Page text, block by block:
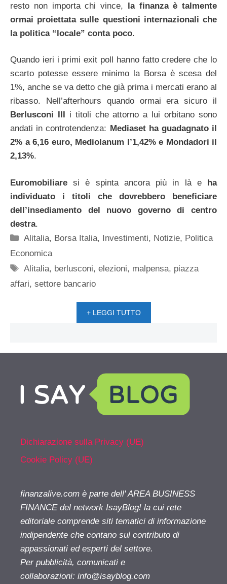
resto non importa chi vince, la finanza è talmente
ormai proiettata sulle questioni internazionali che
la politica “locale” conta poco.
Quando ieri i primi exit poll hanno fatto credere che lo
scarto potesse essere minimo la Borsa è scesa del
1%, anche se va detto che già prima i mercati erano al
ribasso. Nell’afterhours quando ormai era sicuro il
Berlusconi III
i titoli che attorno a lui orbitano sono
andati in controtendenza: Mediaset ha guadagnato il
2% a 6,16 euro, Mediolanum l’1,42% e Mondadori il
2,13%.
Euromobiliare si è spinta ancora più in là e ha
individuato i titoli che dovrebbero beneficiare
dell’insediamento del nuovo governo di centro
destra.
Categorie
Alitalia, Borsa Italia, Investimenti, Notizie, Politica
Economica
Tag
Alitalia, berlusconi,elezioni, malpensa, piazza
affari, settore bancario
+ LEGGI TUTTO
Dichiarazione sulla Privacy (UE)
Cookie Policy (UE)
finanzalive.com è parte dell' AREA BUSINESS
FINANCE del network IsayBlog! la cui rete
editoriale comprende siti tematici di informazione
indipendente che contano sul contributo di
appassionati ed esperti del settore.
Per pubblicità, comunicati e
collaborazioni: info@isayblog.com